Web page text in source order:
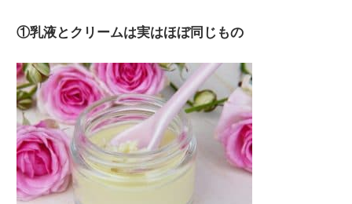
①乳液とクリームは実はほぼ同じもの